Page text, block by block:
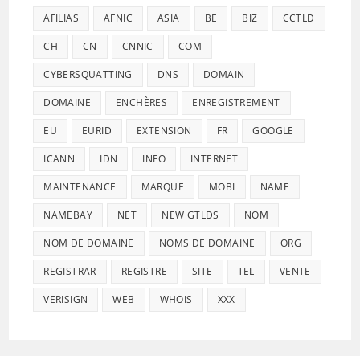
AFILIAS AFNIC ASIA BE BIZ CCTLD
CH CN CNNIC COM
CYBERSQUATTING DNS DOMAIN
DOMAINE ENCHÈRES ENREGISTREMENT
EU EURID EXTENSION FR GOOGLE
ICANN IDN INFO INTERNET
MAINTENANCE MARQUE MOBI NAME
NAMEBAY NET NEW GTLDS NOM
NOM DE DOMAINE NOMS DE DOMAINE ORG
REGISTRAR REGISTRE SITE TEL VENTE
VERISIGN WEB WHOIS XXX